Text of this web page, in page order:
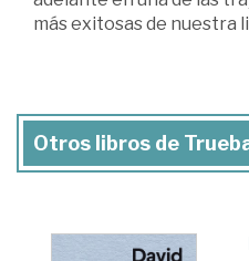
más exitosas de nuestra
Otros libros de